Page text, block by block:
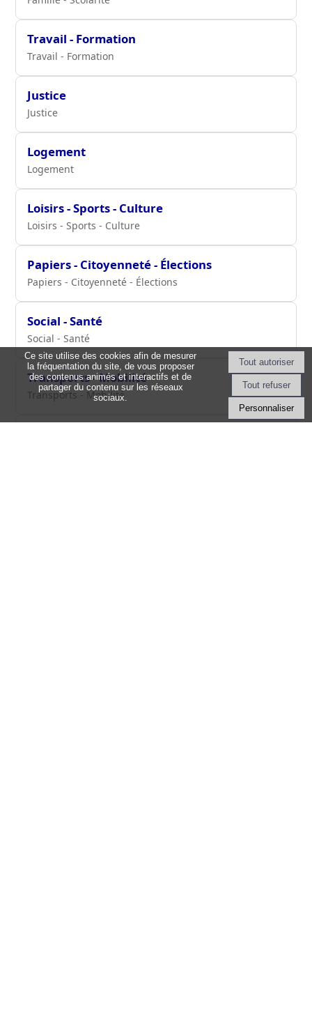
Travail - Formation
Travail - Formation
Justice
Justice
Logement
Logement
Loisirs - Sports - Culture
Loisirs - Sports - Culture
Papiers - Citoyenneté - Élections
Papiers - Citoyenneté - Élections
Social - Santé
Social - Santé
Transports - Mobilité
Transports - Mobilité
Ce site utilise des cookies afin de mesurer
la fréquentation du site, de vous proposer
des contenus animés et interactifs et de
partager du contenu sur les réseaux
sociaux.
Personnaliser